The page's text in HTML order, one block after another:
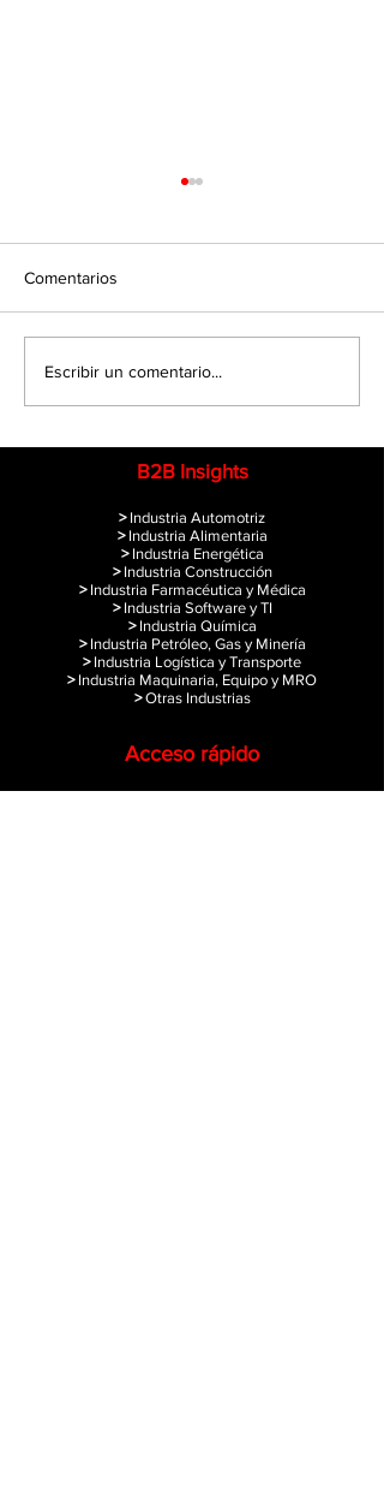
Industria Médica:
Comentarios
Escribir un comentario...
B2B Insights
> Industria Automotriz
>Industria Alimentaria
> Industria Energética
> Industria Construcción
> Industria Farmacéutica y Médica
> Industria Software y TI
> Industria Química
> Industria Petróleo, Gas y Minería
> Industria Logística y Transporte
> Industria Maquinaria, Equipo y MRO
>Otras Industrias
Acceso rápido